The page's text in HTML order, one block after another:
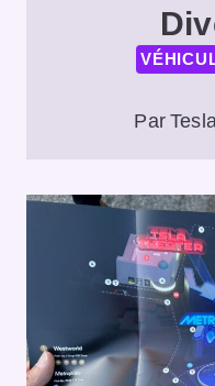
Par